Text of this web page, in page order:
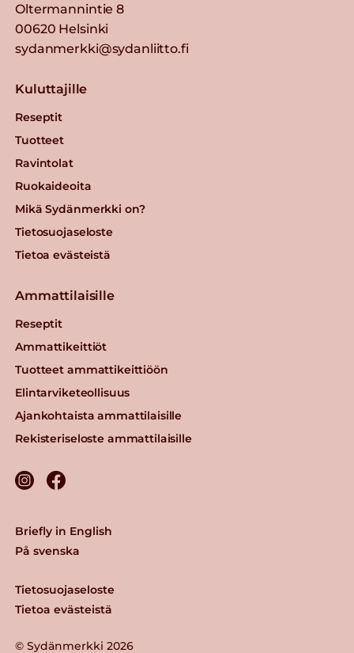
Oltermannintie 8
00620 Helsinki
sydanmerkki@sydanliitto.fi
Kuluttajille
Reseptit
Tuotteet
Ravintolat
Ruokaideoita
Mikä Sydänmerkki on?
Tietosuojaseloste
Tietoa evästeistä
Ammattilaisille
Reseptit
Ammattikeittiöt
Tuotteet ammattikeittiöön
Elintarviketeollisuus
Ajankohtaista ammattilaisille
Rekisteriseloste ammattilaisille
© Sydänmerkki 2026
Tietosuojaseloste
Tietoa evästeistä
Briefly in English
På svenska